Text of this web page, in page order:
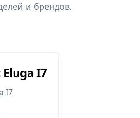
и брендов.
I7
I7